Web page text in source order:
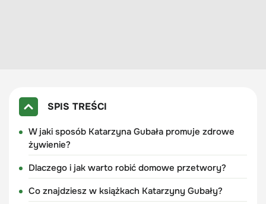
SPIS TREŚCI
W jaki sposób Katarzyna Gubała promuje zdrowe
żywienie?
Dlaczego i jak warto robić domowe przetwory?
Co znajdziesz w książkach Katarzyny Gubały?